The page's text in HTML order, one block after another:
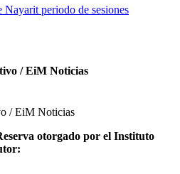
periodo de sesiones
/ EiM Noticias
/ EiM Noticias
otorgado por el Instituto